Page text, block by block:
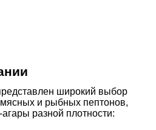
широкий выбор
и рыбных пептонов,
разной плотности: